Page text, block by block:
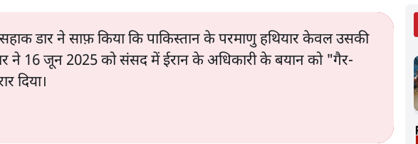
डार ने साफ़ किया कि पाकिस्तान के परमाणु हथियार केवल उसकी
ने 16 जून 2025 को संसद में ईरान के अधिकारी के बयान को "गैर-
दिया।